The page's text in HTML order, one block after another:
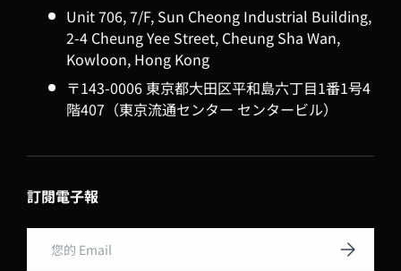
Unit 706, 7/F, Sun Cheong Industrial Building,
2-4 Cheung Yee Street, Cheung Sha Wan,
Kowloon, Hong Kong
〒143-0006 東京都大田区平和島六丁目1番1号4
階407（東京流通センター センタービル）
訂閱電子報
訂閱